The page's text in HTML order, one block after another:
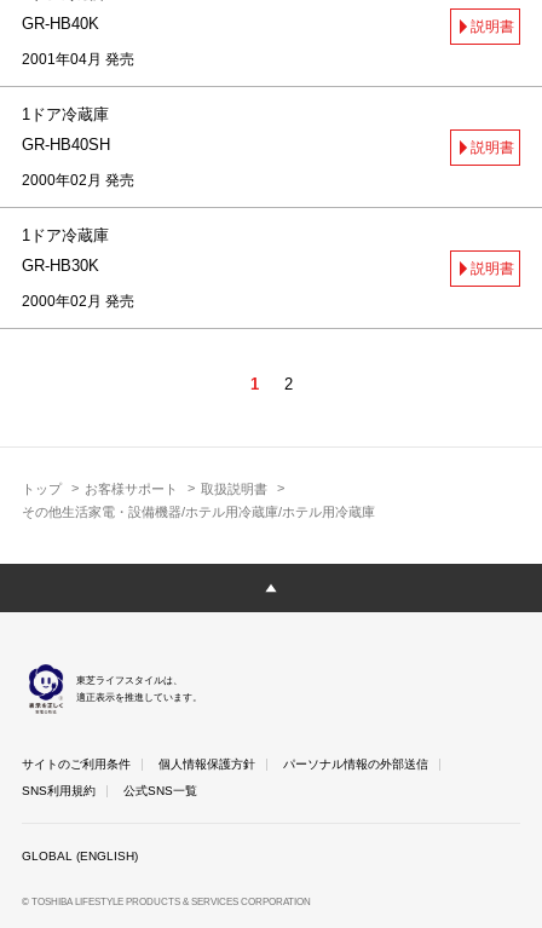
トップ お客様サポート
取扱説明書
その他生活家電・設備機器/ホテル用冷蔵庫/ホテル用冷蔵庫
GR-HB40K
2001年04月 発売
説明書
1ドア冷蔵庫
GR-HB40SH
2000年02月 発売
説明書
1ドア冷蔵庫
GR-HB30K
2000年02月 発売
説明書
1 2
東芝ライフスタイルは、
適正表示を推進しています。
サイトのご利用条件 個人情報保護方針
パーソナル情報の外部送信
SNS利用規約
公式SNS一覧
GLOBAL (ENGLISH)
© TOSHIBA LIFESTYLE PRODUCTS & SERVICES CORPORATION